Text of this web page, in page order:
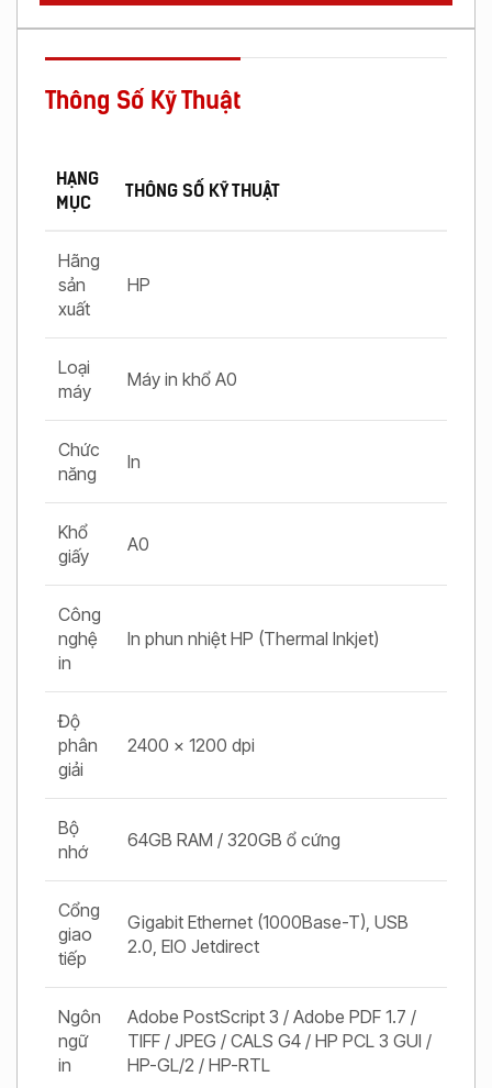
Thông Số Kỹ Thuật
HẠNG
MỤC
THÔNG SỐ KỸ THUẬT
Hãng
sản
xuất
HP
Loại
máy
Máy in khổ A0
Chức
năng
In
Khổ
giấy
A0
Công
nghệ
in
In phun nhiệt HP (Thermal Inkjet)
Độ
phân
giải
2400 x 1200 dpi
Bộ
nhớ
64GB RAM / 320GB ổ cứng
Cổng
giao
tiếp
Gigabit Ethernet (1000Base-T), USB
2.0, EIO Jetdirect
Ngôn
ngữ
in
Adobe PostScript 3 / Adobe PDF 1.7 /
TIFF / JPEG / CALS G4 / HP PCL 3 GUI /
HP-GL/2 / HP-RTL